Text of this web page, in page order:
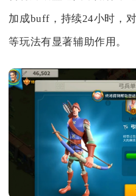
加成buff，持续24小时，
等玩法有显著辅助作用。